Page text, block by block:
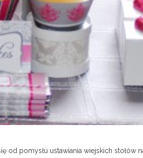
od pomysłu ustawiania wiejskich stołów